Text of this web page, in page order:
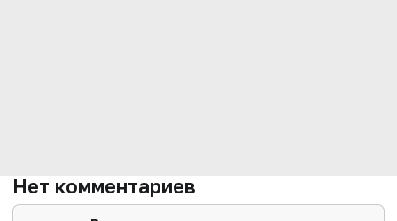
Нет комментариев